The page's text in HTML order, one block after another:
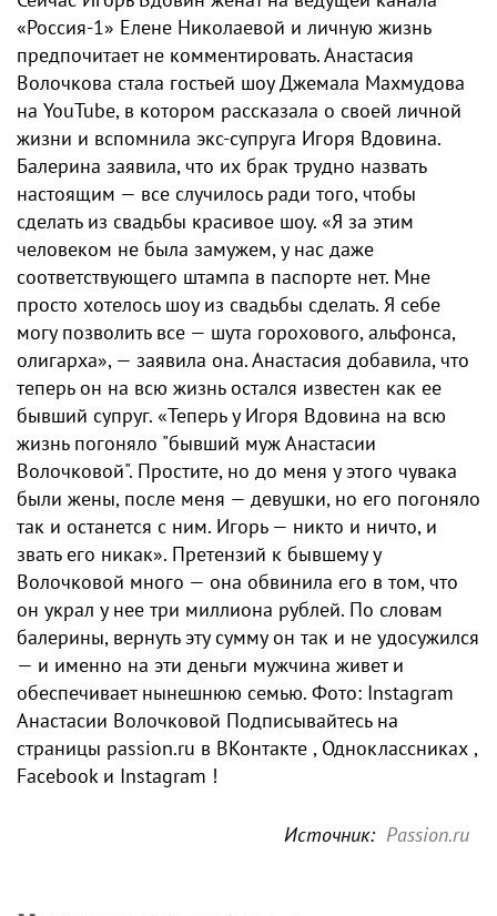
«Россия-1» Елене Николаевой и личную жизнь
предпочитает не комментировать. Анастасия
Волочкова стала гостьей шоу Джемала Махмудова
на YouTube, в котором рассказала о своей личной
жизни и вспомнила экс-супруга Игоря Вдовина.
Балерина заявила, что их брак трудно назвать
настоящим — все случилось ради того, чтобы
сделать из свадьбы красивое шоу. «Я за этим
человеком не была замужем, у нас даже
соответствующего штампа в паспорте нет. Мне
просто хотелось шоу из свадьбы сделать. Я себе
могу позволить все — шута горохового, альфонса,
олигарха», — заявила она. Анастасия добавила, что
теперь он на всю жизнь остался известен как ее
бывший супруг. «Теперь у Игоря Вдовина на всю
жизнь погоняло "бывший муж Анастасии
Волочковой". Простите, но до меня у этого чувака
были жены, после меня — девушки, но его погоняло
так и останется с ним. Игорь — никто и ничто, и
звать его никак». Претензий к бывшему у
Волочковой много — она обвинила его в том, что
он украл у нее три миллиона рублей. По словам
балерины, вернуть эту сумму он так и не удосужился
— и именно на эти деньги мужчина живет и
обеспечивает нынешнюю семью. Фото: Instagram
Анастасии Волочковой Подписывайтесь на
страницы passion.ru в ВКонтакте , Одноклассниках ,
Facebook и Instagram !
Источник: Passion.ru